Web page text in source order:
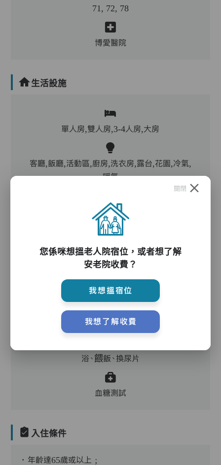
71, 72, 78
博愛醫院
生活設施
單人房,雙人房,3-4人房,大房
客廳,飯廳,活動區,廚房,洗衣房,露台,花園,冷氣,
暖氣
電動床,氣墊床,防滑扶手,助行器/拐杖,輪椅
護理服務
主管,助理員,護理員,保健員,註冊社工,到診醫生,
外展牙科
浴、餵飯、換尿片
血糖測試
入住條件
．年齡達65歲或以上﹔
關閉
您係咪想搵老人院宿位，或者想了解
安老院收費？
我想搵宿位
我想了解收費